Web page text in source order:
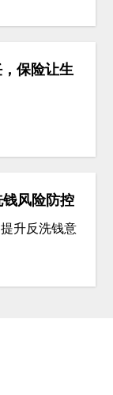
保险让生
风险防控
升反洗钱意